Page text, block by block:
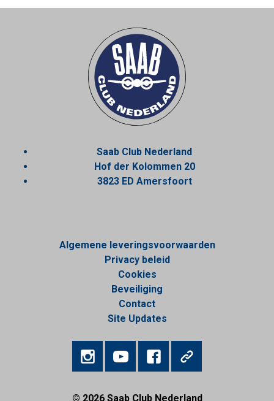
Saab Club Nederland
Hof der Kolommen 20
3823 ED Amersfoort
Algemene leveringsvoorwaarden
Privacy beleid
Cookies
Beveiliging
Contact
Site Updates
© 2026Saab Club Nederland